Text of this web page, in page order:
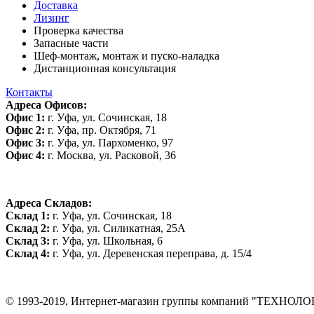
Доставка
Лизинг
Проверка качества
Запасные части
Шеф-монтаж, монтаж и пуско-наладка
Дистанционная консультация
Контакты
Адреса Офисов:
Офис 1: г. Уфа, ул. Сочинская, 18
Офис 2: г. Уфа, пр. Октября, 71
Офис 3: г. Уфа, ул. Пархоменко, 97
Офис 4: г. Москва, ул. Расковой, 36
Адреса Складов:
Склад 1: г. Уфа, ул. Сочинская, 18
Склад 2: г. Уфа, ул. Силикатная, 25А
Склад 3: г. Уфа, ул. Школьная, 6
Склад 4: г. Уфа, ул. Деревенская переправа, д. 15/4
© 1993-2019, Интернет-магазин группы компаний